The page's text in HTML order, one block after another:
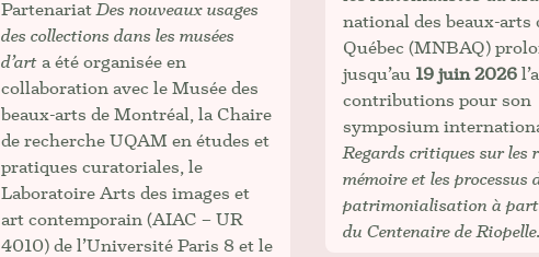
Partenariat Des nouveaux usages
des collections dans les musées
d’art a été organisée en
collaboration avec le Musée des
beaux-arts de Montréal, la Chaire
de recherche UQAM en études et
pratiques curatoriales, le
Laboratoire Arts des images et
art contemporain (AIAC – UR
4010) de l’Université Paris 8 et le
national des beaux-arts
Québec (MNBAQ)
jusqu’au 19 juin 2026
contributions pour son
symposium
Regards critiques sur les
mémoire et les processus
patrimonialisation à
du Centenaire de Riopelle.